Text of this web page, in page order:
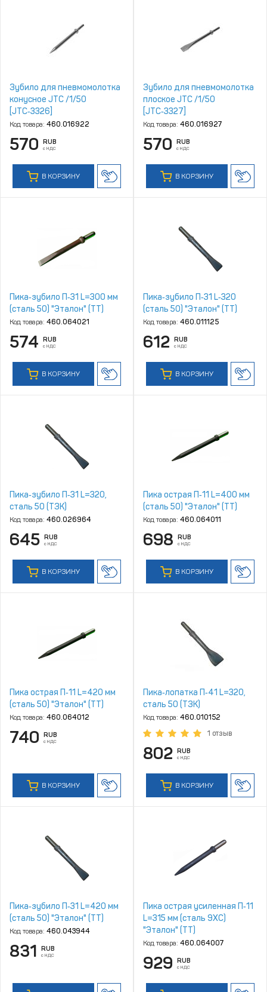
Зубило для пневмомолотка
конусное JTC /1/50
[JTC‑3326]
Код товара: 460.016922
570 RUB
с НДС
В КОРЗИНУ
Зубило для пневмомолотка
плоское JTC /1/50
[JTC‑3327]
Код товара: 460.016927
570 RUB
с НДС
В КОРЗИНУ
Пика‑зубило П‑31 L=300 мм
(сталь 50) "Эталон" (ТТ)
Код товара: 460.064021
574 RUB
с НДС
В КОРЗИНУ
Пика‑зубило П‑31 L‑320
(сталь 50) "Эталон" (ТТ)
Код товара: 460.011125
612 RUB
с НДС
В КОРЗИНУ
Пика‑зубило П‑31 L=320,
сталь 50 (ТЗК)
Код товара: 460.026964
645 RUB
с НДС
В КОРЗИНУ
Пика острая П‑11 L=400 мм
(сталь 50) "Эталон" (ТТ)
Код товара: 460.064011
698 RUB
с НДС
В КОРЗИНУ
Пика острая П‑11 L=420 мм
(сталь 50) "Эталон" (ТТ)
Код товара: 460.064012
740 RUB
с НДС
В КОРЗИНУ
Пика‑лопатка П‑41 L=320,
сталь 50 (ТЗК)
Код товара: 460.010152
1 отзыв
802 RUB
с НДС
В КОРЗИНУ
Пика‑зубило П‑31 L=420 мм
(сталь 50) "Эталон" (ТТ)
Код товара: 460.043944
831 RUB
с НДС
Пика острая усиленная П‑11
L=315 мм (сталь 9ХС)
"Эталон" (ТТ)
Код товара: 460.064007
929 RUB
с НДС